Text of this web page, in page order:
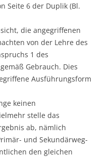
Seite 6 der Duplik (Bl.
die angegriffenen
von der Lehre des
1 des
Gebrauch. Dies
Ausführungsform
keinen
stelle das
ab, nämlich
und Sekundärweg-
den gleichen